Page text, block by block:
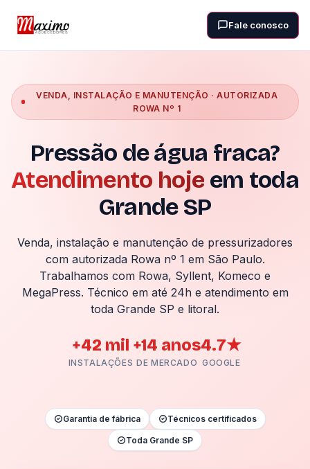
Fale conosco
VENDA, INSTALAÇÃO E MANUTENÇÃO · AUTORIZADA
ROWA Nº 1
Pressão de água fraca?
Atendimento hoje em toda
Grande SP
Venda, instalação e manutenção de pressurizadores
com autorizada Rowa nº 1 em São Paulo.
Trabalhamos com Rowa, Syllent, Komeco e
MegaPress. Técnico em até 24h e atendimento em
toda Grande SP e litoral.
+42 mil
INSTALAÇÕES
+14 anos
DE MERCADO
4.7★
GOOGLE
Garantia de fábrica Técnicos certificados
Toda Grande SP